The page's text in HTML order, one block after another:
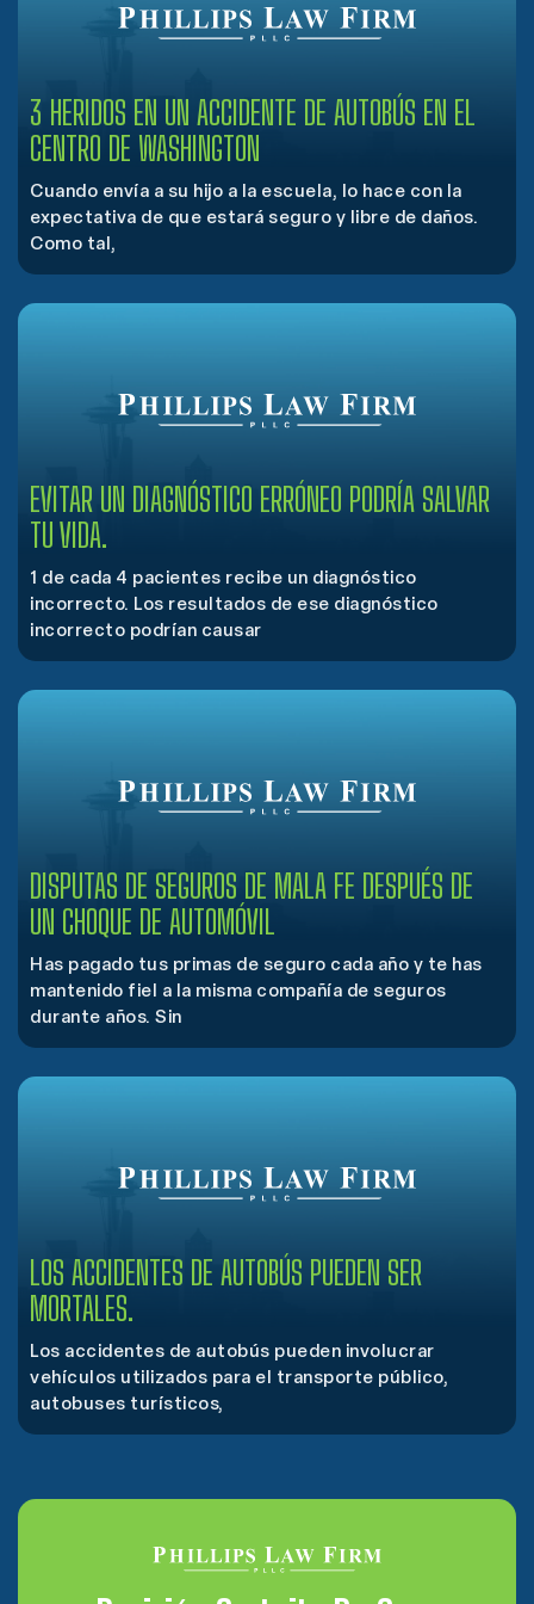
3 HERIDOS EN UN ACCIDENTE DE AUTOBÚS EN EL
CENTRO DE WASHINGTON
Cuando envía a su hijo a la escuela, lo hace con la
expectativa de que estará seguro y libre de daños.
Como tal,
EVITAR UN DIAGNÓSTICO ERRÓNEO PODRÍA SALVAR
TU VIDA.
1 de cada 4 pacientes recibe un diagnóstico
incorrecto. Los resultados de ese diagnóstico
incorrecto podrían causar
DISPUTAS DE SEGUROS DE MALA FE DESPUÉS DE
UN CHOQUE DE AUTOMÓVIL
Has pagado tus primas de seguro cada año y te has
mantenido fiel a la misma compañía de seguros
durante años. Sin
LOS ACCIDENTES DE AUTOBÚS PUEDEN SER
MORTALES.
Los accidentes de autobús pueden involucrar
vehículos utilizados para el transporte público,
autobuses turísticos,